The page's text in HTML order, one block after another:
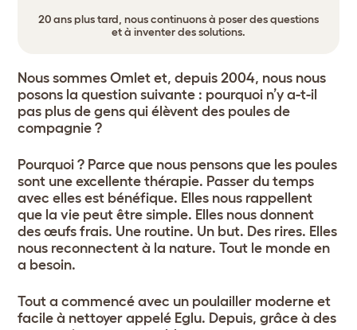
20 ans plus tard, nous continuons à poser des questions
et à inventer des solutions.
Nous sommes Omlet et, depuis 2004, nous nous
posons la question suivante : pourquoi n’y a-t-il
pas plus de gens qui élèvent des poules de
compagnie ?
Pourquoi ? Parce que nous pensons que les poules
sont une excellente thérapie. Passer du temps
avec elles est bénéfique. Elles nous rappellent
que la vie peut être simple. Elles nous donnent
des œufs frais. Une routine. Un but. Des rires. Elles
nous reconnectent à la nature. Tout le monde en
a besoin.
Tout a commencé avec un poulailler moderne et
facile à nettoyer appelé Eglu. Depuis, grâce à des